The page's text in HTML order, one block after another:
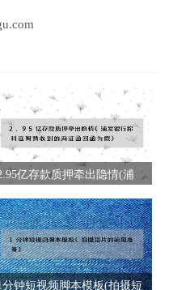
亿存款质押牵出隐情(浦
函回函为假)
分钟短视频脚本模板(拍摄短